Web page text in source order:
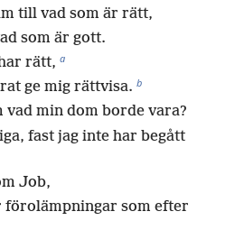
till vad som är rätt,
som är gott.
rätt, a
ge mig rättvisa. b
vad min dom borde vara?
fast jag inte har begått
Job,
som efter